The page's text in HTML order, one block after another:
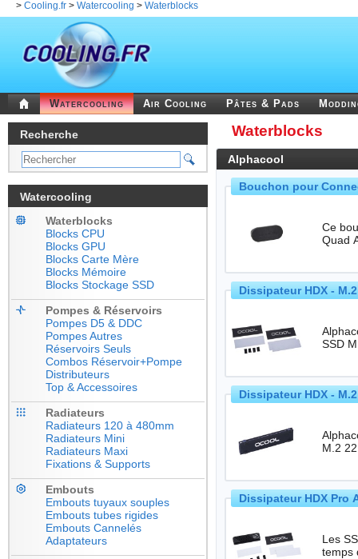
> Cooling.fr > Watercooling > Waterblocks
Watercooling Air Cooling Pâtes & Pads
Recherche
Watercooling
Waterblocks
Blocks CPU
Blocks GPU
Blocks Carte Mère
Blocks Mémoire
Blocks Stockage SSD
Pompes & Réservoirs
Pompes D5 & DDC
Pompes Autres
Réservoirs Seuls
Combos Réservoir+Pompe
Distributeurs
Top & Accessoires
Radiateurs
Radiateurs 120 à 480mm
Radiateurs Mini
Radiateurs Maxi
Fixations & Supports
Embouts
Embouts tuyaux souples
Embouts tubes rigides
Embouts Cannelés
Adaptateurs
Waterblocks
Alphacool
Bouchon pour
Ce
Dissipateur HDX -
Dissipateur HDX -
Dissipateur HDX Pro
Les
temps